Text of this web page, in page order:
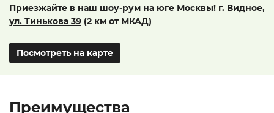
Приезжайте в наш шоу-рум на юге Москвы! г. Видное,
ул. Тинькова 39 (2 км от МКАД)
Посмотреть на карте
Преимущества